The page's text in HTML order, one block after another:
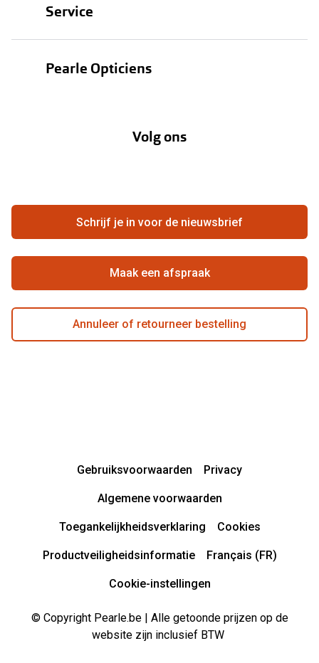
Service
Hier de overeenkomst ontbinden
Pearle Opticiens
Beste winkelketen
Volg ons
Schrijf je in voor de nieuwsbrief
Maak een afspraak
Annuleer of retourneer bestelling
Gebruiksvoorwaarden Privacy
Algemene voorwaarden
Toegankelijkheidsverklaring Cookies
Productveiligheidsinformatie Français (FR)
Cookie-instellingen
© Copyright Pearle.be | Alle getoonde prijzen op de
website zijn inclusief BTW